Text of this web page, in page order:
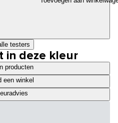
testers
in deze kleur
producten
een winkel